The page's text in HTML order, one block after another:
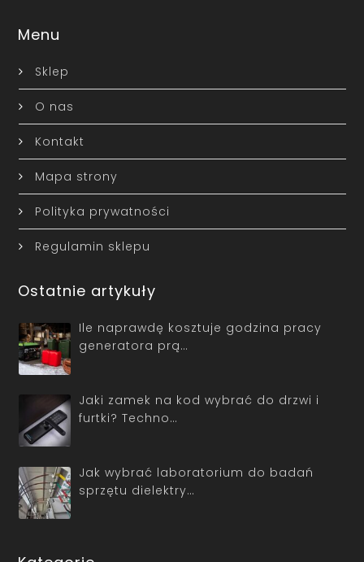
Menu
Sklep
O nas
Kontakt
Mapa strony
Polityka prywatności
Regulamin sklepu
Ostatnie artykuły
Ile naprawdę kosztuje godzina pracy
generatora prą…
Jaki zamek na kod wybrać do drzwi i
furtki? Techno…
Jak wybrać laboratorium do badań
sprzętu dielektry…